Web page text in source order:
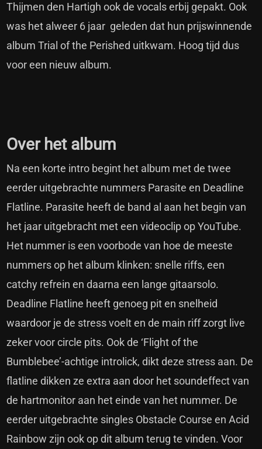
Thijmen den Hartigh ook de vocals erbij gepakt. Ook
was het alweer 6 jaar geleden dat hun prijswinnende
album Trial of the Perished uitkwam. Hoog tijd dus
voor een nieuw album.
Over het album
Na een korte intro begint het album met de twee
eerder uitgebrachte nummers Parasite en Deadline
Flatline. Parasite heeft de band al aan het begin van
het jaar uitgebracht meteen videoclip op YouTube.
Het nummer is een voorbode van hoe de meeste
nummers op het album klinken: snelle riffs, een
catchy refrein en daarna een lange gitaarsolo.
Deadline Flatline heeft genoeg pit en snelheid
waardoor je de stress voelt en de main riff zorgt live
zeker voor circle pits. Ook de ‘Flight of the
Bumblebee’-achtige introlick, dikt deze stress aan. De
flatline dikken ze extra aan door het soundeffect van
de hartmonitor aan het einde van het nummer. De
eerder uitgebrachte singles Obstacle Course en Acid
Rainbow zijn ook op dit album terug te vinden. Voor